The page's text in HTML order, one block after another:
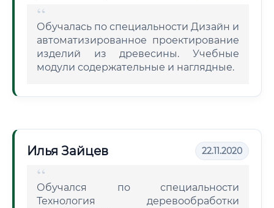
Обучалась по специальности Дизайн и
автоматизированное проектирование
изделий из древесины. Учебные
модули содержательные и наглядные.
Илья Зайцев 22.11.2020
Обучался по специальности
Технология деревообработки